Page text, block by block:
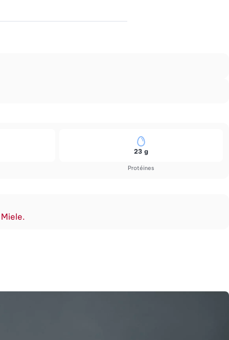
Protéines
23 g